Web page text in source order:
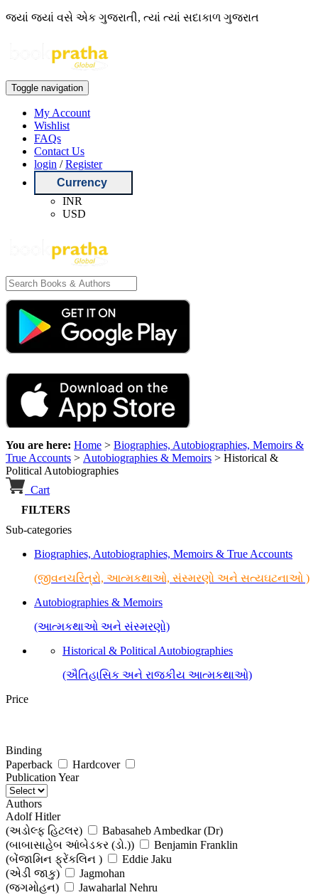
જ્યાં જ્યાં વસે એક ગુજરાતી, ત્યાં ત્યાં સદાકાળ ગુજરાત
Toggle navigation
My Account
Wishlist
FAQs
Contact Us
login /Register
Currency
INR
USD
You are here: Home > Biographies, Autobiographies, Memoirs &
True Accounts > Autobiographies & Memoirs > Historical &
Political Autobiographies
Cart
FILTERS
Sub-categories
Biographies, Autobiographies, Memoirs & True Accounts
(જીવનચરિત્રો, આત્મકથાઓ, સંસ્મરણો અને સત્યઘટનાઓ )
Autobiographies & Memoirs
(આત્મકથાઓ અને સંસ્મરણો)
Historical & Political Autobiographies
(ઐતિહાસિક અને રાજકીય આત્મકથાઓ)
Price
Binding
Paperback
Hardcover
Publication Year
Authors
Adolf Hitler
(અડોલ્ફ હિટલર)
Babasaheb Ambedkar (Dr)
(બાબાસાહેબ આંબેડકર (ડો.))
Benjamin Franklin
(બેંજામિન ફ્રેંકલિન )
Eddie Jaku
(એડી જાકુ)
Jagmohan
(જગમોહન)
Jawaharlal Nehru